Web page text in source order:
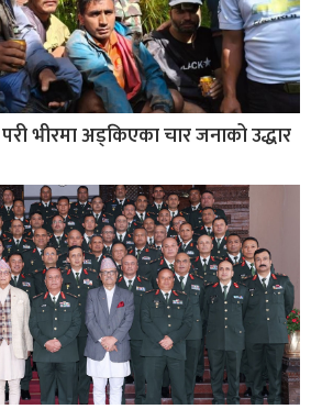
भीरमा अड्किएका चार जनाको उद्धार